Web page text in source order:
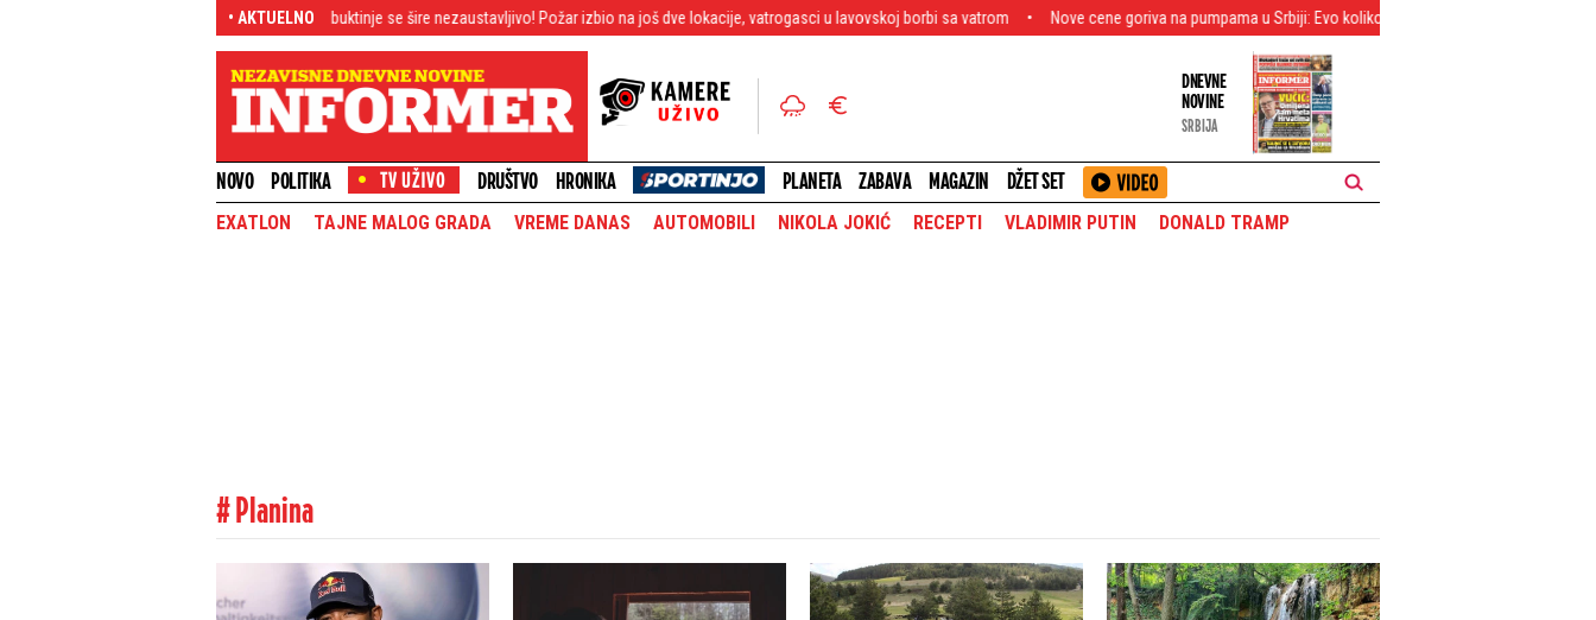
• AKTUELNO
Uzbuna u Srbiji, buktinje se šire nezaustavljivo! Požar izbio na još dve lokacije, vatrogasci u lavovskoj borbi sa vatrom Nove cene goriva na pumpama u Srbiji: Evo koliko ćemo plaćati benzin i dizel narednih 7 dana
DNEVNE
NOVINE
SRBIJA
NOVO POLITIKA DRUŠTVO HRONIKA PLANETA ZABAVA MAGAZIN DŽET SET
EXATLON TAJNE MALOG GRADA VREME DANAS AUTOMOBILI NIKOLA JOKIĆ RECEPTI VLADIMIR PUTIN DONALD TRAMP
# Planina